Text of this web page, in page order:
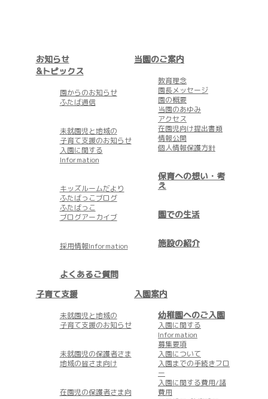
お知らせ
&トピックス
園からのお知らせ
ふたば通信
未就園児と地域の
子育て支援のお知らせ
入園に関する
Information
キッズルームだより
ふたばっこブログ
ふたばっこ
ブログアーカイブ
採用情報Information
よくあるご質問
当園のご案内
教育理念
園長メッセージ
園の概要
当園のあゆみ
アクセス
在園児向け提出書類
情報公開
個人情報保護方針
保育への想い・考
え
園での生活
施設の紹介
子育て支援
未就園児と地域の
子育て支援のお知らせ
未就園児の保護者さま
地域の皆さま向け
在園児の保護者さま向
入園案内
幼稚園へのご入園
入園に関する
Information
募集要項
入園について
入園までの手続きフロ
ー
入園に関する費用/諸
費用